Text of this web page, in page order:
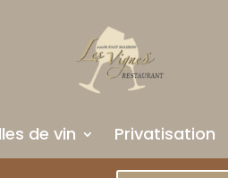
de vin Privatisation